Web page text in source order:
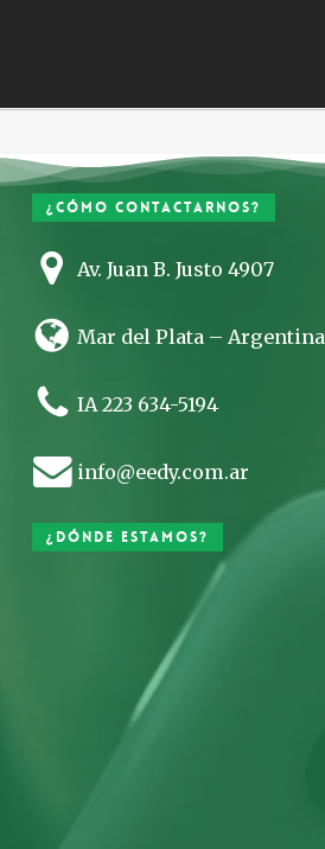
¿Cómo contactarnos?
Av. Juan B. Justo 4907
Mar del Plata – Argentina
IA 223 634-5194
info@eedy.com.ar
¿Dónde estamos?